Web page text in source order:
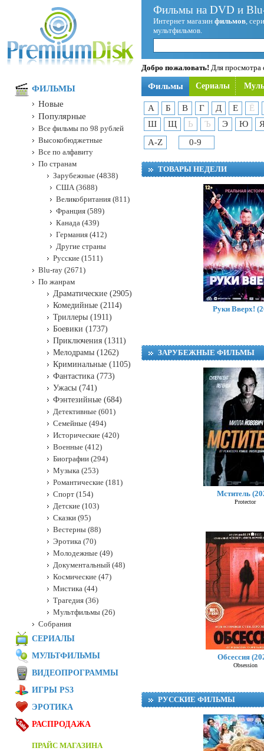
Фильмы на DVD и
Интернет магазин фильмов,
мультфильмов.
Добро пожаловать! Для просмотра
Фильмы Сериалы
А Б В Г Д Е
Ё
Ш
Щ Ь Ъ Э Ю
A-Z
0-9
ТОВАРЫ НЕДЕЛИ
Руки Вверх!
ЗАРУБЕЖНЫЕ ФИЛЬМЫ
Мститель
Protector
Обсессия
Obsession
РУССКИЕ ФИЛЬМЫ
ФИЛЬМЫ
Новые
Популярные
Все фильмы по 98 рублей
Высокобюджетные
Все по алфавиту
По странам
Зарубежные (4838)
США (3688)
Великобритания (811)
Франция (589)
Канада (439)
Германия (412)
Другие страны
Русские (1511)
Blu-ray (2671)
По жанрам
Драматические (2905)
Комедийные (2114)
Триллеры (1911)
Боевики (1737)
Приключения (1311)
Мелодрамы (1262)
Криминальные (1105)
Фантастика (773)
Ужасы (741)
Фэнтезийные (684)
Детективные (601)
Семейные (494)
Исторические (420)
Военные (412)
Биографии (294)
Музыка (253)
Романтические (181)
Спорт (154)
Детские (103)
Сказки (95)
Вестерны (88)
Эротика (70)
Молодежные (49)
Документальный (48)
Космические (47)
Мистика (44)
Трагедия (36)
Мультфильмы (26)
Собрания
СЕРИАЛЫ
МУЛЬТФИЛЬМЫ
ВИДЕОПРОГРАММЫ
ИГРЫ PS3
ЭРОТИКА
РАСПРОДАЖА
ПРАЙС МАГАЗИНА